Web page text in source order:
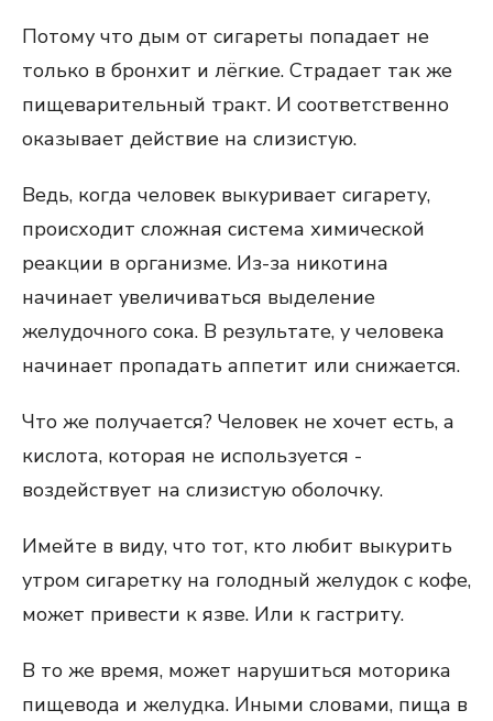
Потому что дым от сигареты попадает не
только в бронхит и лёгкие. Страдает так же
пищеварительный тракт. И соответственно
оказывает действие на слизистую.
Ведь, когда человек выкуривает сигарету,
происходит сложная система химической
реакции в организме. Из-за никотина
начинает увеличиваться выделение
желудочного сока. В результате, у человека
начинает пропадать аппетит или снижается.
Что же получается? Человек не хочет есть, а
кислота, которая не используется -
воздействует на слизистую оболочку.
Имейте в виду, что тот, кто любит выкурить
утром сигаретку на голодный желудок с кофе,
может привести к язве. Или к гастриту.
В то же время, может нарушиться моторика
пищевода и желудка. Иными словами, пища в